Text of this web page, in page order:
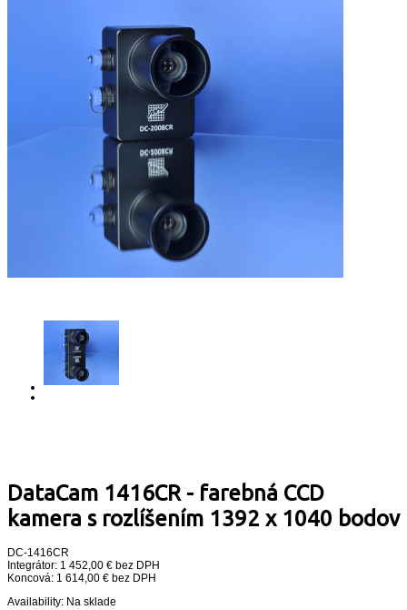
DataCam 1416CR - farebná CCD
kamera s rozlíšením 1392 x 1040 bodov
DC-1416CR
Integrátor: 1 452,00 € bez DPH
Koncová: 1 614,00 € bez DPH
Availability: Na sklade